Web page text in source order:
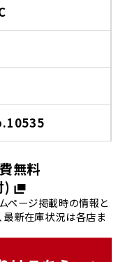
無料
)
ページ掲載時の情報と
最新在庫状況は各店ま
田井